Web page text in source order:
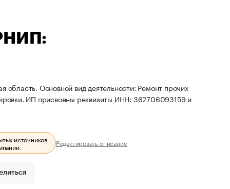
Основной вид деятельности: Ремонт прочих
ИП присвоены реквизиты ИНН: 362706093159 и
источников.
Редактировать описание